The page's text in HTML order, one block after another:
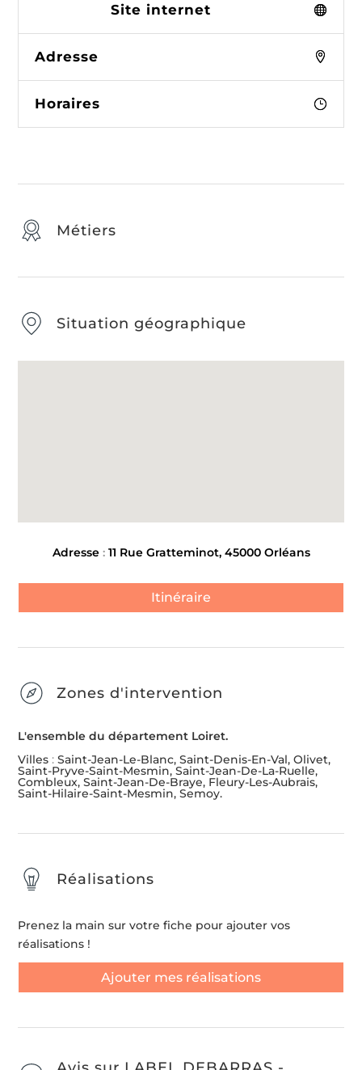
Site internet
Adresse
Horaires
Métiers
Situation géographique
Adresse: 11 Rue Gratteminot, 45000 Orléans
Itinéraire
Zones d'intervention
L'ensemble du département Loiret.
Villes :Saint-Jean-Le-Blanc, Saint-Denis-En-Val, Olivet,
Saint-Pryve-Saint-Mesmin, Saint-Jean-De-La-Ruelle,
Combleux, Saint-Jean-De-Braye, Fleury-Les-Aubrais,
Saint-Hilaire-Saint-Mesmin, Semoy.
Réalisations
Prenez la main sur votre fiche pour ajouter vos
réalisations !
Ajouter mes réalisations